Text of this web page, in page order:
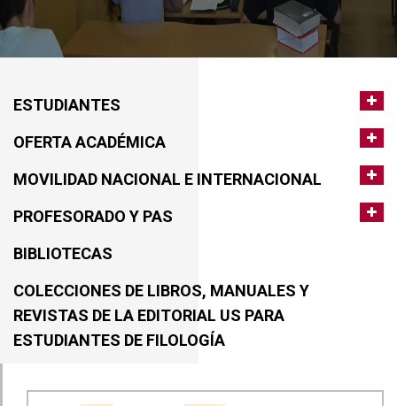
ESTUDIANTES
OFERTA ACADÉMICA
MOVILIDAD NACIONAL E INTERNACIONAL
PROFESORADO Y PAS
BIBLIOTECAS
COLECCIONES DE LIBROS, MANUALES Y
REVISTAS DE LA EDITORIAL US PARA
ESTUDIANTES DE FILOLOGÍA